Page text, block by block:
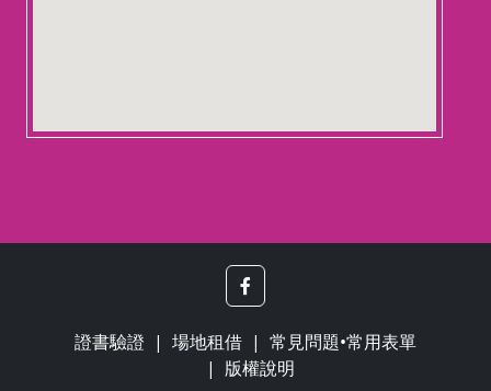
證書驗證 場地租借
常見問題•常用表單
版權說明